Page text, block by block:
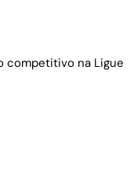
competitivo na Ligue